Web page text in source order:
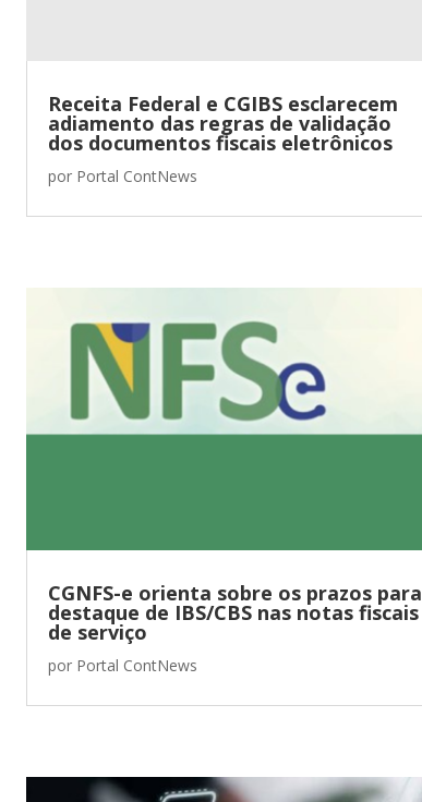
Receita Federal e CGIBS esclarecem
adiamento das regras de validação
dos documentos fiscais eletrônicos
por Portal ContNews
CGNFS-e orienta sobre os prazos para
destaque de IBS/CBS nas notas fiscais
de serviço
por Portal ContNews